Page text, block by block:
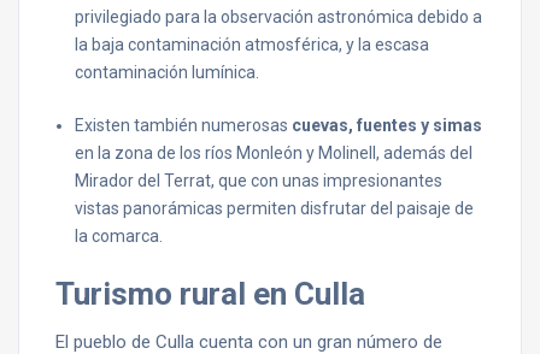
privilegiado para la observación astronómica debido a
la baja contaminación atmosférica, y la escasa
contaminación lumínica.
Existen también numerosas cuevas, fuentes y simas
en la zona de los ríos Monleón y Molinell, además del
Mirador del Terrat, que con unas impresionantes
vistas panorámicas permiten disfrutar del paisaje de
la comarca.
Turismo rural en Culla
El pueblo de Culla cuenta con un gran número de